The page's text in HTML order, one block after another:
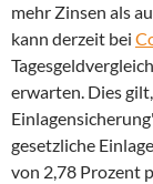
mehr Zinsen als
kann derzeit bei
erwarten. Dies
gesetzliche
von 2,78 Prozent